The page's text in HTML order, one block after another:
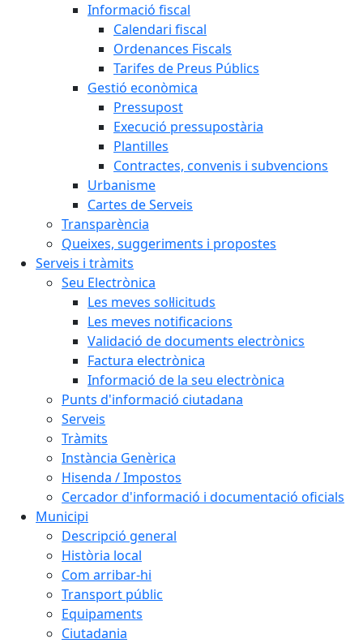
Informació fiscal
Calendari fiscal
Ordenances Fiscals
Tarifes de Preus Públics
Gestió econòmica
Pressupost
Execució pressupostària
Plantilles
Contractes, convenis i subvencions
Urbanisme
Cartes de Serveis
Transparència
Queixes, suggeriments i propostes
Serveis i tràmits
Seu Electrònica
Les meves sol·licituds
Les meves notificacions
Validació de documents electrònics
Factura electrònica
Informació de la seu electrònica
Punts d'informació ciutadana
Serveis
Tràmits
Instància Genèrica
Hisenda / Impostos
Cercador d'informació i documentació oficials
Municipi
Descripció general
Història local
Com arribar-hi
Transport públic
Equipaments
Ciutadania